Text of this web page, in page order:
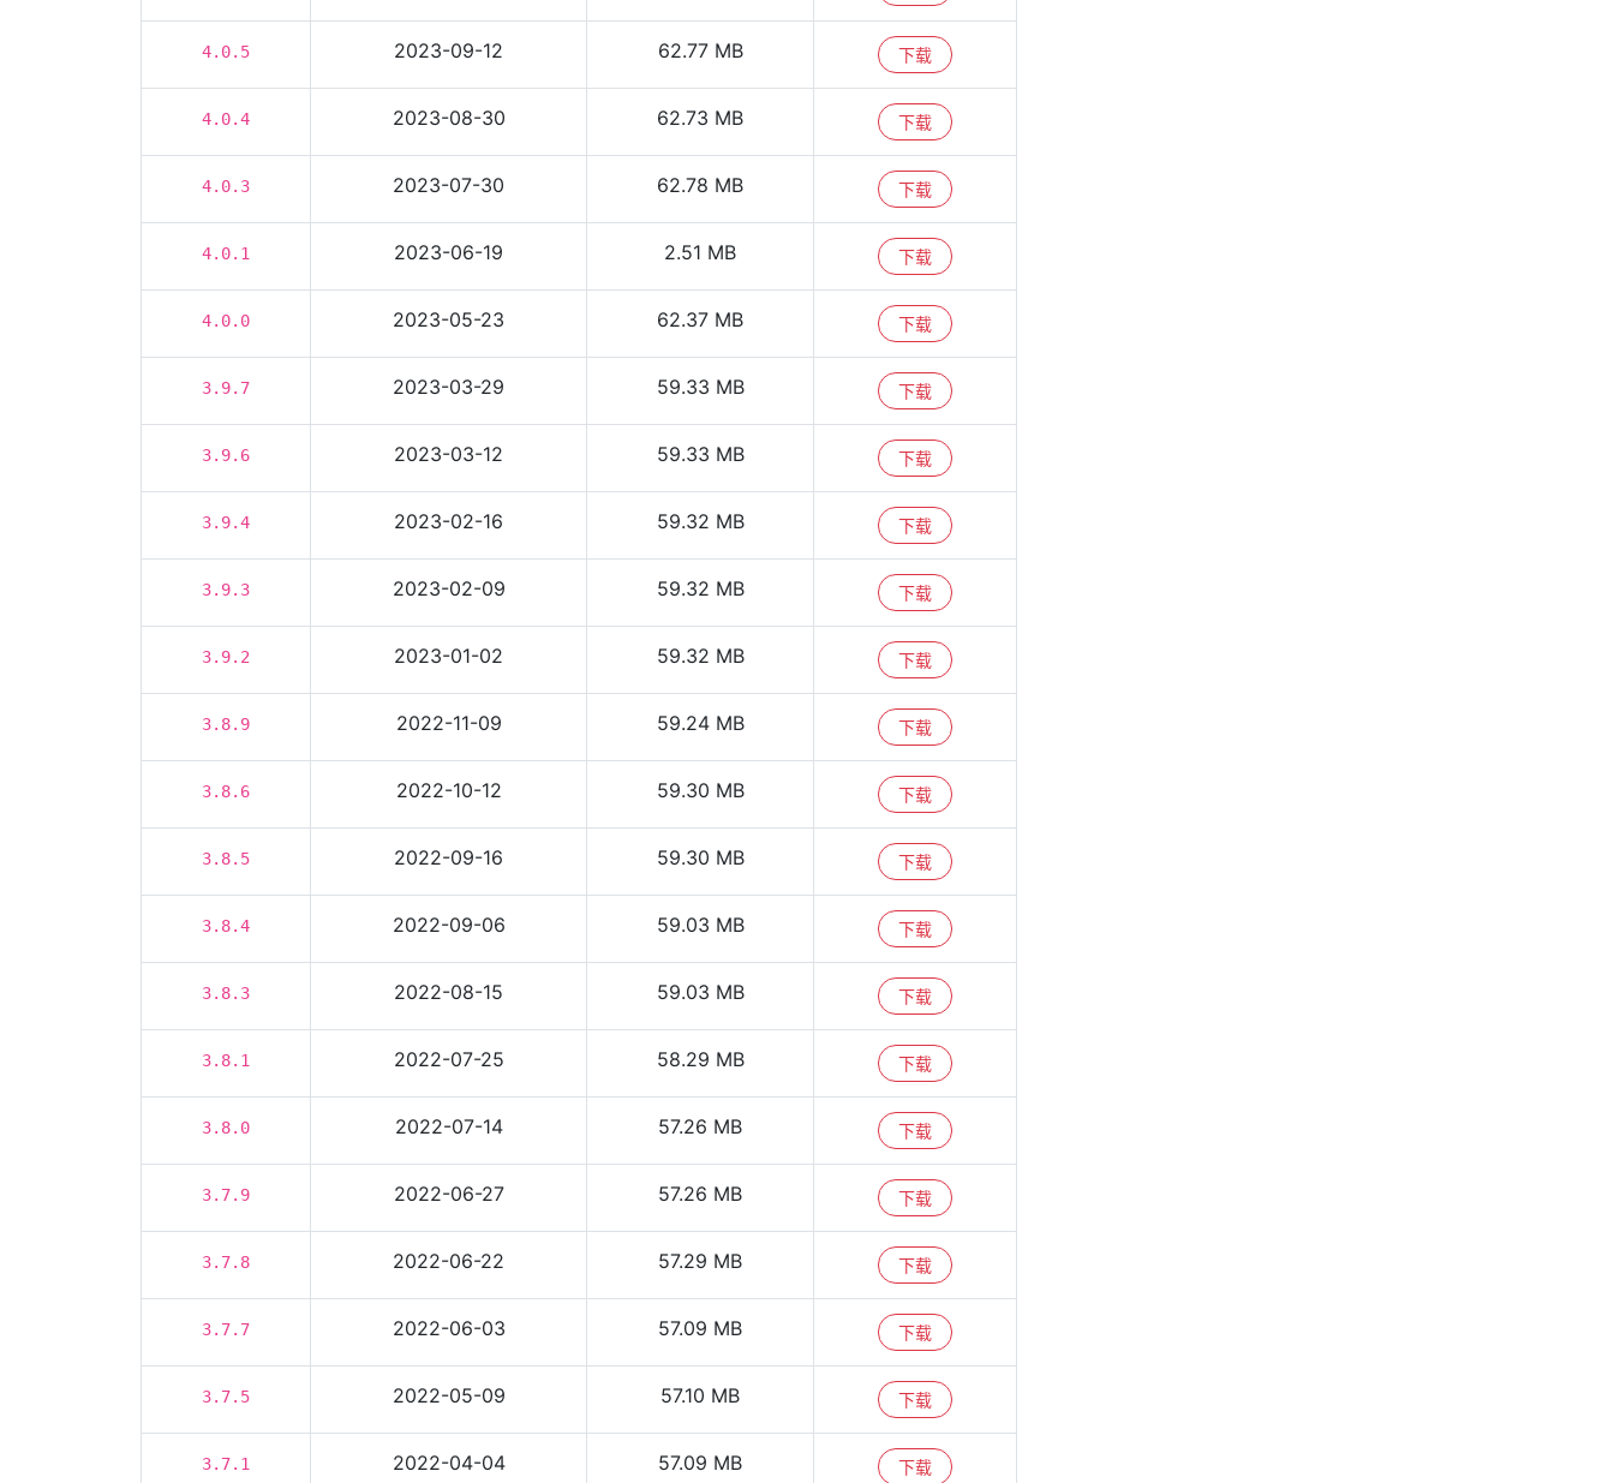
4.0.5 2023-09-12 62.77 MB 下载
4.0.4 2023-08-30 62.73 MB 下载
4.0.3 2023-07-30 62.78 MB 下载
4.0.1 2023-06-19 2.51 MB 下载
4.0.0 2023-05-23 62.37 MB 下载
3.9.7 2023-03-29 59.33 MB 下载
3.9.6 2023-03-12 59.33 MB 下载
3.9.4 2023-02-16 59.32 MB 下载
3.9.3 2023-02-09 59.32 MB 下载
3.9.2 2023-01-02 59.32 MB 下载
3.8.9 2022-11-09 59.24 MB 下载
3.8.6 2022-10-12 59.30 MB 下载
3.8.5 2022-09-16 59.30 MB 下载
3.8.4 2022-09-06 59.03 MB 下载
3.8.3 2022-08-15 59.03 MB 下载
3.8.1 2022-07-25 58.29 MB 下载
3.8.0 2022-07-14 57.26 MB 下载
3.7.9 2022-06-27 57.26 MB 下载
3.7.8 2022-06-22 57.29 MB 下载
3.7.7 2022-06-03 57.09 MB 下载
3.7.5 2022-05-09 57.10 MB 下载
3.7.1 2022-04-04 57.09 MB 下载